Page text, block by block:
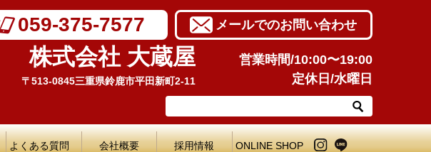
059-375-7577 メールでのお問い合わせ
株式会社 大蔵屋
〒513-0845三重県鈴鹿市平田新町2-11
営業時間/10:00〜19:00
定休日/水曜日
よくある質問 会社概要 採用情報 ONLINE SHOP